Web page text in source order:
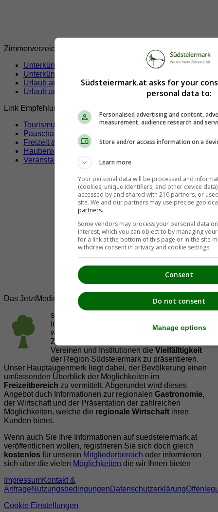
Zimmerverzeichnis
Unterkünfte Südsteiermark
Unterkünfte Pistorf
Urlaub am Bauernhof(1)
Urlaub am Weinbauernhof
Link Empfehlungen
Tourismusverbände
Pauschalangebote
Freizeit & Sport
Haubenlokale
Veranstaltungen
Das JetztMedien.com Medien Netzwerk
suedsteiermark.at ist eine von vielen
Internetadressen der
JetztMedien.com Medien
welche es sich zur Aufgabe gemacht hat, in
Zusammenarbeit mit regionalen Firmen,
Vereinen und Institutionen die Vielfälltigkeit
der Region Südsteiermark zu präsentieren.
Unser Hauptaugenmerk liegt dabei, der Bevölkerung einen
umfassenden Überblick der Möglichkeiten im
Freizeitbereich zu vermittelt. Abgerundet wird dieses
Angebot duch Informationen zur regionalen Gastronomie,
der Wirtschaft und der Präsentation der zahlreichen
Möglichkeiten, welche die regionale Wirtschaft ihren
Kunden bietet.
Wenn auch Sie Ihre Informationen auf suedsteiermark.at
veröffentlichen wollen, registrieren Sie sich doch gleich
kostenlos für unseren Mitgliederbereich oder informieren
sich über die vielen Möglichkeiten die wir Ihnen bieten
ImpressumKontakt &
AnfrageNutzungsbedingungen Datenschutzerklärung
Cookie Einstellungen
Südsteiermark.at asks for your
personal data to:
Personalised advertising and content,
measurement, audience research and
Store and/or access information on a
Learn more
Your personal data will be processed and
(cookies, unique identifiers, and other device
accessed by and shared with 210 partners, or
site. We and our partners may use precise
partners.
Some vendors may process your personal data
interest, which you can object to by managing
for a link at the bottom of this page or in the site
withdraw consent in privacy and cookie settings.
Consent
Do not consent
Manage options